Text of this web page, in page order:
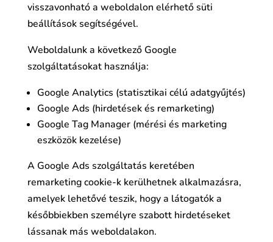
visszavonható a weboldalon elérhető süti
beállítások segítségével.
Weboldalunk a következő Google
szolgáltatásokat használja:
Google Analytics (statisztikai célú adatgyűjtés)
Google Ads (hirdetések és remarketing)
Google Tag Manager (mérési és marketing
eszközök kezelése)
A Google Ads szolgáltatás keretében
remarketing cookie-k kerülhetnek alkalmazásra,
amelyek lehetővé teszik, hogy a látogatók a
későbbiekben személyre szabott hirdetéseket
lássanak más weboldalakon.